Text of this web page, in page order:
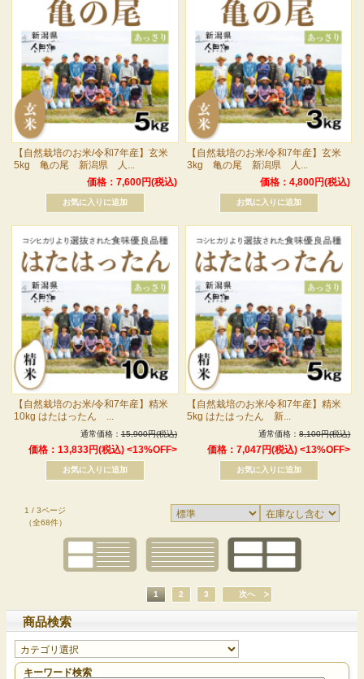
【自然栽培のお米/令和7年産】玄米
5kg 亀の尾 新潟県 人...
価格：7,600円(税込)
【自然栽培のお米/令和7年産】玄米
3kg 亀の尾 新潟県 人...
価格：4,800円(税込)
【自然栽培のお米/令和7年産】精米
10kg はたはったん ...
通常価格：15,900円(税込)
価格：13,833円(税込) <13%OFF>
【自然栽培のお米/令和7年産】精米
5kg はたはったん 新...
通常価格：8,100円(税込)
価格：7,047円(税込)<13%OFF>
1 / 3ページ
（全68件）
1 2 3 次へ
商品検索
キーワード検索